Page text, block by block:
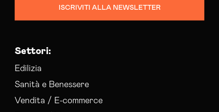
ISCRIVITI ALLA NEWSLETTER
Settori:
Edilizia
Sanità e Benessere
Vendita / E-commerce